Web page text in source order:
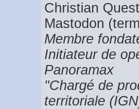
Christian
Mastodon
Membre
Initiateur de
Panoramax
"Chargé de
territoriale